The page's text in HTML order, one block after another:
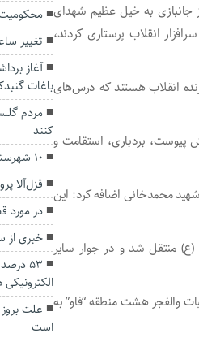
پس از تحمل ۳۷ سال درد ناشی از جانبازی به خیل عظیم شهدای
انقلاب پرستاری کردند،
انقلاب هستند که درس‌های
پیوست، بردباری، استقامت و
محمدخانی اضافه کرد: این
(ع) منتقل شد و در جوار سایر
متولد اول خرداد ۱۳۴۴ بود که در تاریخ ۲۷ اسفند ۱۳۶۴ در عملیات والفجر هشت منطقه “فاو” به
محکومیت ۶ میلیاردی قاچاقچی سیگار
تغییر
آغاز
باغات
مردم
کنند
۱۰ شهرستان در جمع شهرستان‌های به نسبت پرخطر
قزل‌آلا
در مورد
خبری از
۵۳
است